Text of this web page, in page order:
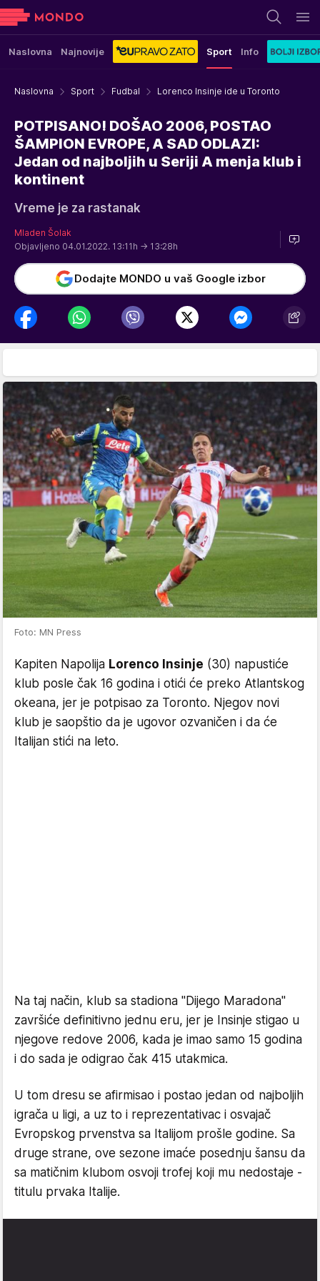
Naslovna Najnovije Sport Info
Naslovna Sport Fudbal Lorenco Insinje ide u Toronto
POTPISANO! DOŠAO 2006, POSTAO
ŠAMPION EVROPE, A SAD ODLAZI:
Jedan od najboljih u Seriji A menja klub i
kontinent
Vreme je za rastanak
Mladen Šolak
Objavljeno 04.01.2022. 13:11h → 13:28h
Dodajte MONDO u vaš Google izbor
Foto: MN Press
Kapiten Napolija Lorenco Insinje (30) napustiće
klub posle čak 16 godina i otići će preko Atlantskog
okeana, jer je potpisao za Toronto. Njegov novi
klub je saopštio da je ugovor ozvaničen i da će
Italijan stići na leto.
Na taj način, klub sa stadiona "Dijego Maradona"
završiće definitivno jednu eru, jer je Insinje stigao u
njegove redove 2006, kada je imao samo 15 godina
i do sada je odigrao čak 415 utakmica.
U tom dresu se afirmisao i postao jedan od najboljih
igrača u ligi, a uz to i reprezentativac i osvajač
Evropskog prvenstva sa Italijom prošle godine. Sa
druge strane, ove sezone imaće posednju šansu da
sa matičnim klubom osvoji trofej koji mu nedostaje -
titulu prvaka Italije.